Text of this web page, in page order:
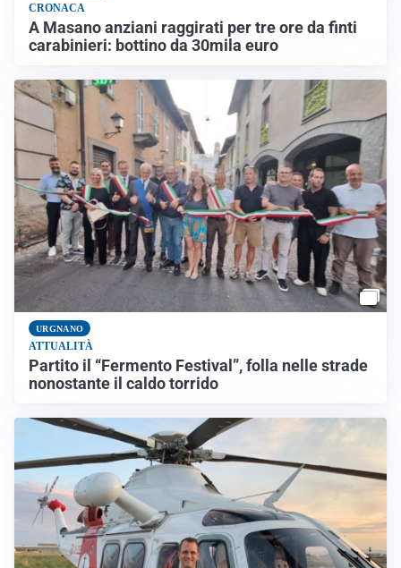
CRONACA
A Masano anziani raggirati per tre ore da finti
carabinieri: bottino da 30mila euro
URGNANO
ATTUALITÀ
Partito il “Fermento Festival”, folla nelle strade
nonostante il caldo torrido